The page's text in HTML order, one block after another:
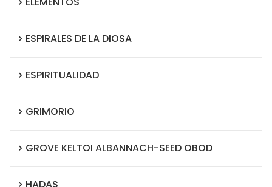
ESPIRALES DE LA DIOSA
ESPIRITUALIDAD
GRIMORIO
GROVE KELTOI ALBANNACH-SEED OBOD